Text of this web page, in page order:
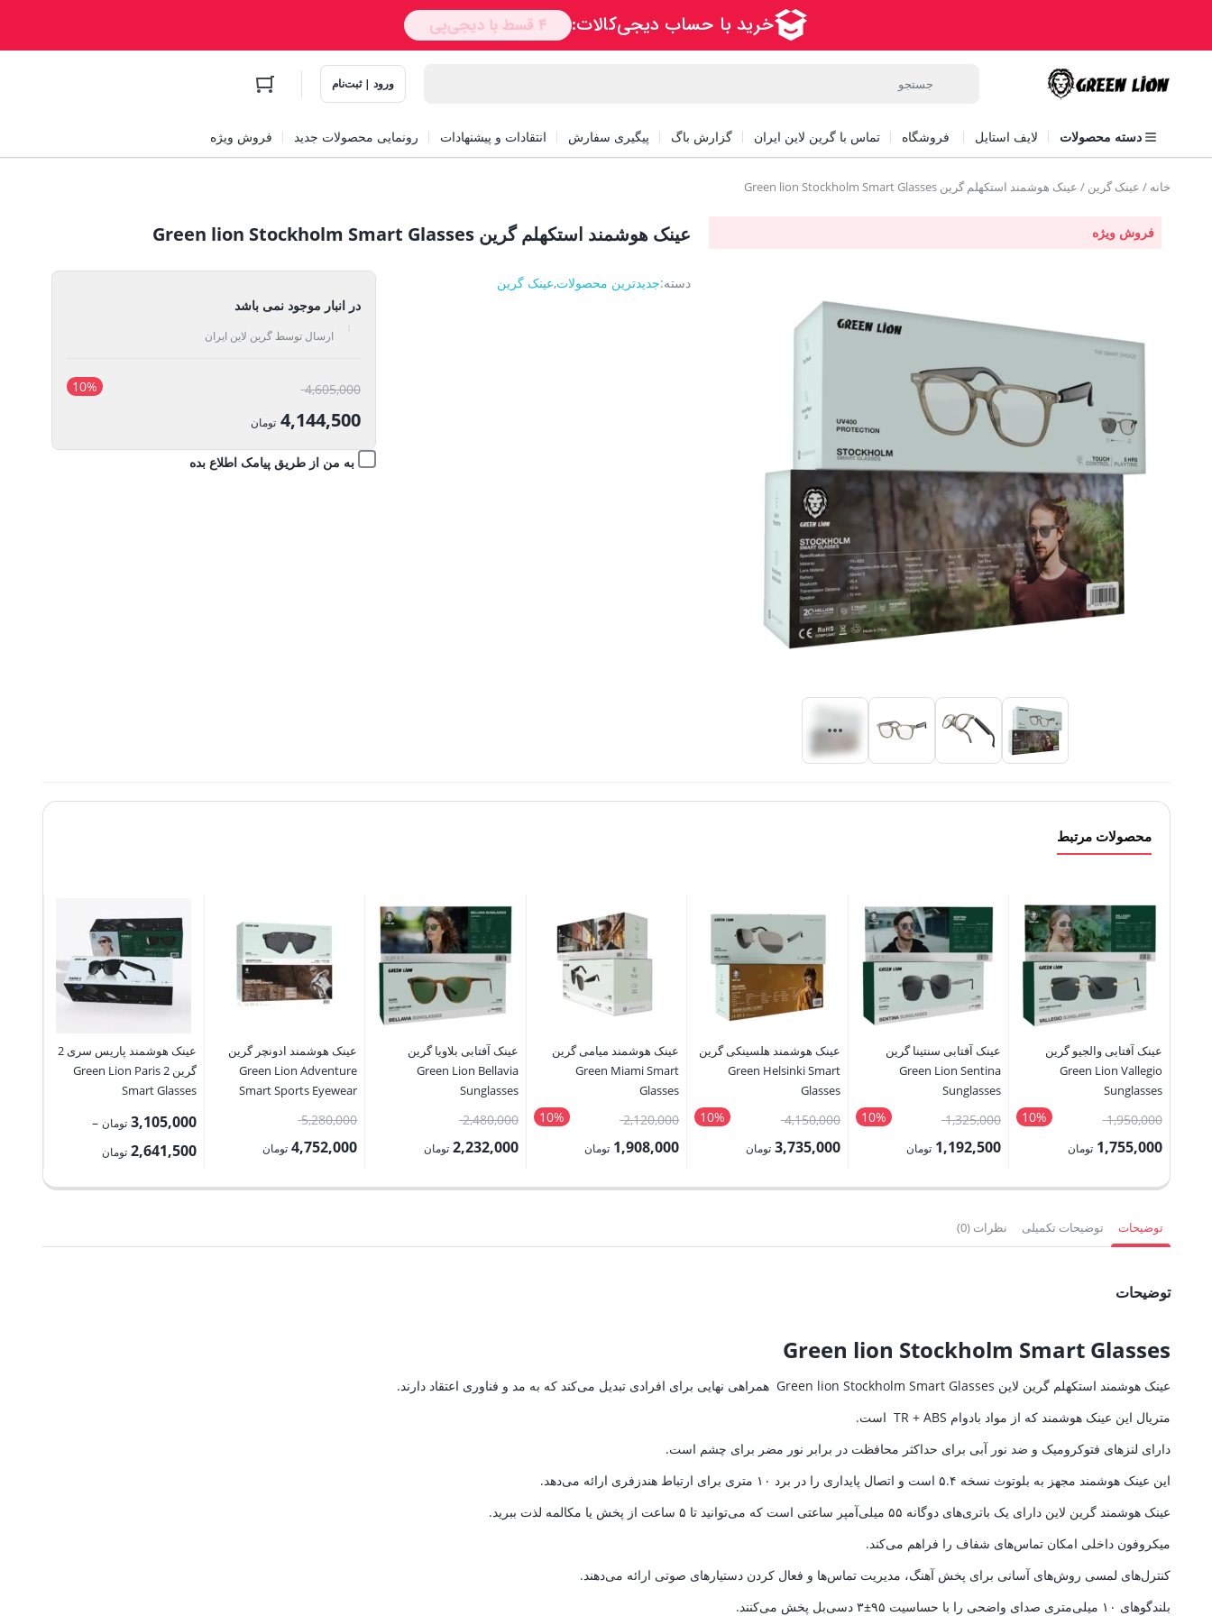
ورود | ثبت‌نام
دسته محصولات لایف استایل فروشگاه تماس با گرین لاین ایران گزارش باگ پیگیری سفارش انتقادات و پیشنهادات رونمایی محصولات جدید فروش ویژه
خانه / عینک گرین / عینک هوشمند استکهلم گرین Green lion Stockholm Smart Glasses
فروش ویژه عینک هوشمند استکهلم گرین Green lion Stockholm Smart Glasses
دسته:جدیدترین محصولات,عینک گرین
در انبار موجود نمی باشد
ارسال توسط گرین لاین ایران
10% 4,605,000قیمت
اصلی:
بود.
4,144,500 تومان
قیمت
فعلی:
به من از طریق پیامک اطلاع بده
محصولات مرتبط
عینک آفتابی والجیو گرین
Green Lion Vallegio
Sunglasses
10% 1,950,000قیمت
اصلی:
بود.
1,755,000 تومان
1,755,000 تومان.
عینک آفتابی سنتینا گرین
Green Lion Sentina
Sunglasses
10% 1,325,000قیمت
اصلی:
بود.
1,192,500 تومان
1,192,500 تومان.
عینک هوشمند هلسینکی گرین
Green Helsinki Smart
Glasses
10% 4,150,000قیمت
اصلی:
بود.
3,735,000 تومان
عینک هوشمند میامی گرین
Green Miami Smart
Glasses
10% 2,120,000قیمت
اصلی:
بود.
1,908,000 تومان
عینک آفتابی بلاویا گرین
Green Lion Bellavia
Sunglasses
2,480,000قیمت
اصلی:
بود.
2,232,000 تومان
عینک هوشمند ادونچر گرین
Green Lion Adventure
Smart Sports Eyewear
5,280,000قیمت
اصلی:
بود.
4,752,000 تومان
عینک هوشمند پاریس سری 2
گرین Green Lion Paris 2
Smart Glasses
3,105,000 تومان –
2,641,500 تومان
3,105,000 تومان
توضیحات توضیحات تکمیلی نظرات (0)
توضیحات
Green lion Stockholm Smart Glasses
عینک هوشمند استکهلم گرین لاین Green lion Stockholm Smart Glasses همراهی نهایی برای افرادی تبدیل می‌کند که به مد و فناوری اعتقاد دارند.
متریال این عینک هوشمند که از مواد بادوام TR + ABS است.
دارای لنزهای فتوکرومیک و ضد نور آبی برای حداکثر محافظت در برابر نور مضر برای چشم است.
این عینک هوشمند مجهز به بلوتوث نسخه ۵.۴ است و اتصال پایداری را در برد ۱۰ متری برای ارتباط هندزفری ارائه می‌دهد.
عینک هوشمند گرین لاین دارای یک باتری‌های دوگانه ۵۵ میلی‌آمپر ساعتی است که می‌توانید تا ۵ ساعت از پخش یا مکالمه لذت ببرید.
میکروفون داخلی امکان تماس‌های شفاف را فراهم می‌کند.
کنترل‌های لمسی روش‌های آسانی برای پخش آهنگ، مدیریت تماس‌ها و فعال کردن دستیارهای صوتی ارائه می‌دهند.
بلندگوهای ۱۰ میلی‌متری صدای واضحی را با حساسیت ۹۵±۳ دسی‌بل پخش می‌کنند.